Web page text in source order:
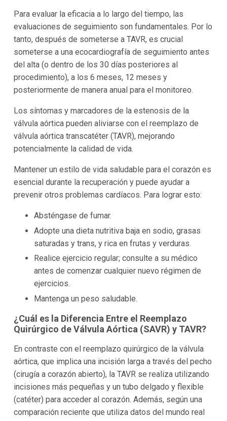
Para evaluar la eficacia a lo largo del tiempo, las
evaluaciones de seguimiento son fundamentales. Por lo
tanto, después de someterse a TAVR, es crucial
someterse a una ecocardiografía de seguimiento antes
del alta (o dentro de los 30 días posteriores al
procedimiento), a los 6 meses, 12 meses y
posteriormente de manera anual para el monitoreo.
Los síntomas y marcadores de la estenosis de la
válvula aórtica pueden aliviarse con el reemplazo de
válvula aórtica transcatéter (TAVR), mejorando
potencialmente la calidad de vida.
Mantener un estilo de vida saludable para el corazón es
esencial durante la recuperación y puede ayudar a
prevenir otros problemas cardíacos. Para lograr esto:
Absténgase de fumar.
Adopte una dieta nutritiva baja en sodio, grasas
saturadas y trans, y rica en frutas y verduras.
Realice ejercicio regular; consulte a su médico
antes de comenzar cualquier nuevo régimen de
ejercicios.
Mantenga un peso saludable.
¿Cuál es la Diferencia Entre el Reemplazo
Quirúrgico de Válvula Aórtica (SAVR) y TAVR?
En contraste con el reemplazo quirúrgico de la válvula
aórtica, que implica una incisión larga a través del pecho
(cirugía a corazón abierto), la TAVR se realiza utilizando
incisiones más pequeñas y un tubo delgado y flexible
(catéter) para acceder al corazón. Además, según una
comparación reciente que utiliza datos del mundo real